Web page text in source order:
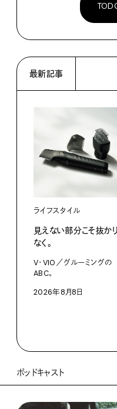
最新記事
ライフスタイル
見えない部分こそ抜かり
なく。
V・VIO／グルーミングの
ABC。
2026年8月8日
ポッドキャスト